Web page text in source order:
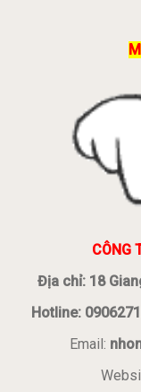
CÔNG
Địa chỉ: 18
Hotline:
Email: